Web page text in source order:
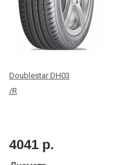
Doublestar DH03
/R
4041 р.